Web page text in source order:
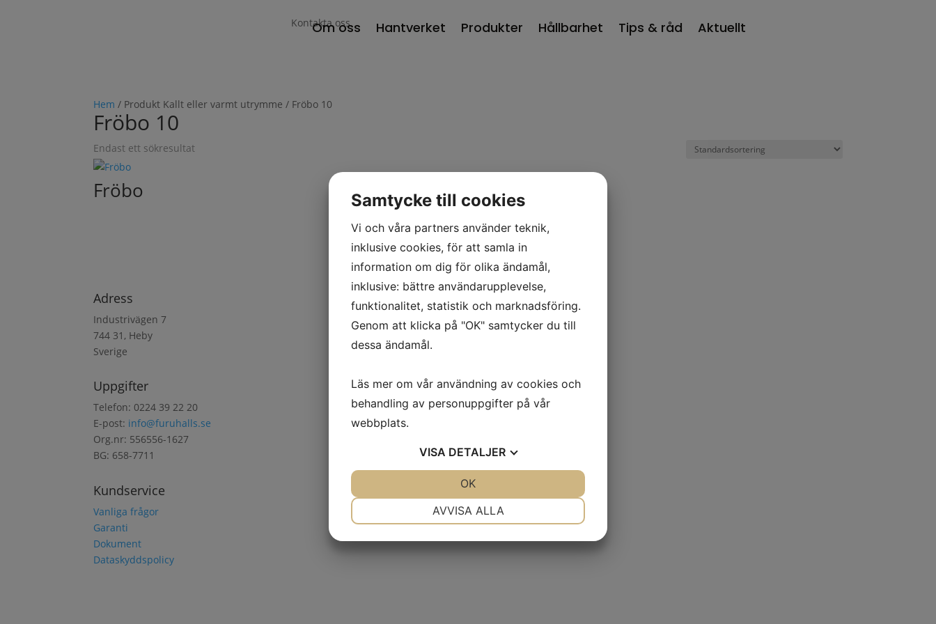
Kontakta oss
Om oss Hantverket Produkter Hållbarhet Tips & råd Aktuellt
Hem / Produkt Kallt eller varmt utrymme / Fröbo 10
Fröbo 10
Endast ett sökresultat
Fröbo
Adress
Industrivägen 7
744 31, Heby
Sverige
Uppgifter
Telefon: 0224 39 22 20
E-post: info@furuhalls.se
Org.nr: 556556-1627
BG: 658-7711
Kundservice
Vanliga frågor
Garanti
Dokument
Dataskyddspolicy
Samtycke till cookies
Vi och våra partners använder teknik,
inklusive cookies, för att samla in
information om dig för olika ändamål,
inklusive: bättre användarupplevelse,
funktionalitet, statistik och marknadsföring.
Genom att klicka på "OK" samtycker du till
dessa ändamål.
Läs mer om vår användning av cookies och
behandling av personuppgifter på vår
webbplats.
VISA DETALJER
AVVISA ALLA
OK